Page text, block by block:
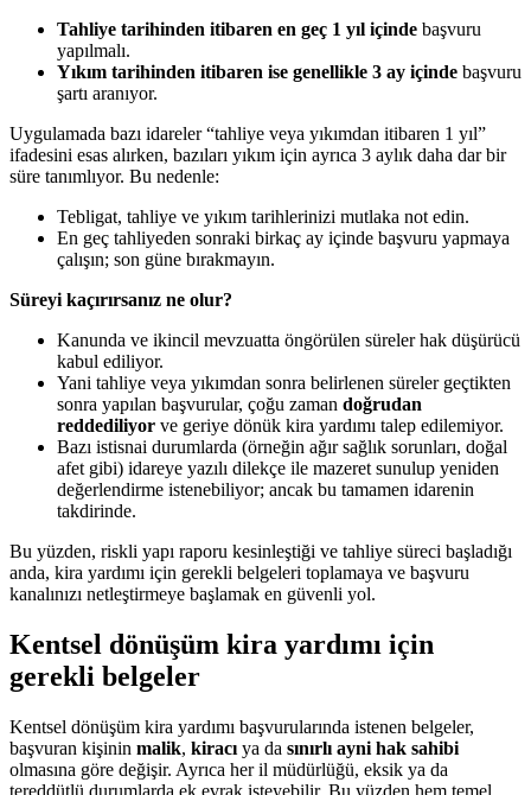
Tahliye tarihinden itibaren en geç 1 yıl içinde başvuru
yapılmalı.
Yıkım tarihinden itibaren ise genellikle 3 ay içinde başvuru
şartı aranıyor.
Uygulamada bazı idareler “tahliye veya yıkımdan itibaren 1 yıl”
ifadesini esas alırken, bazıları yıkım için ayrıca 3 aylık daha dar bir
süre tanımlıyor. Bu nedenle:
Tebligat, tahliye ve yıkım tarihlerinizi mutlaka not edin.
En geç tahliyeden sonraki birkaç ay içinde başvuru yapmaya
çalışın; son güne bırakmayın.
Süreyi kaçırırsanız ne olur?
Kanunda ve ikincil mevzuatta öngörülen süreler hak düşürücü
kabul ediliyor.
Yani tahliye veya yıkımdan sonra belirlenen süreler geçtikten
sonra yapılan başvurular, çoğu zaman doğrudan
reddediliyor ve geriye dönük kira yardımı talep edilemiyor.
Bazı istisnai durumlarda (örneğin ağır sağlık sorunları, doğal
afet gibi) idareye yazılı dilekçe ile mazeret sunulup yeniden
değerlendirme istenebiliyor; ancak bu tamamen idarenin
takdirinde.
Bu yüzden, riskli yapı raporu kesinleştiği ve tahliye süreci başladığı
anda, kira yardımı için gerekli belgeleri toplamaya ve başvuru
kanalınızı netleştirmeye başlamak en güvenli yol.
Kentsel dönüşüm kira yardımı için
gerekli belgeler
Kentsel dönüşüm kira yardımı başvurularında istenen belgeler,
başvuran kişinin malik, kiracı ya da sınırlı ayni hak sahibi
olmasına göre değişir. Ayrıca her il müdürlüğü, eksik ya da
tereddütlü durumlarda ek evrak isteyebilir. Bu yüzden hem temel